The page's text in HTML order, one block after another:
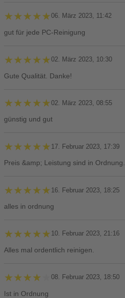
★★★★★
★★★★★06. März 2023, 11:42
gut für jede PC-Reinigung
★★★★★
★★★★★02. März 2023, 10:30
Gute Qualität. Danke!
★★★★★
★★★★★02. März 2023, 08:55
günstig und gut
★★★★★
★★★★★ 17. Februar 2023, 17:39
Preis &amp; Leistung sind in Ordnung.
★★★★★
★★★★★ 16. Februar 2023, 18:25
alles in ordnung
★★★★★
★★★★★ 10. Februar 2023, 21:16
Alles mal ordentlich reinigen.
★★★★★
★★★★★ 08. Februar 2023, 18:50
Ist in Ordnung